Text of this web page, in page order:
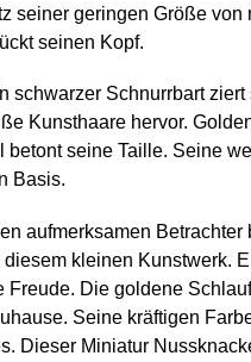
geringen Größe
seinen Kopf.
Schnurrbart
Kunsthaare hervor.
seine Taille. Seine
Basis.
aufmerksamen
kleinen Kunstwerk.
Die goldene
Seine kräftigen
Dieser Miniatur